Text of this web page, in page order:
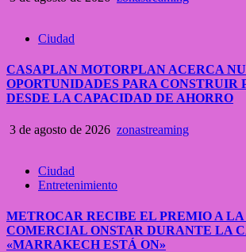
Ciudad
CASAPLAN MOTORPLAN ACERCA
OPORTUNIDADES PARA CONSTRUIR
DESDE LA CAPACIDAD DE AHORRO
3 de agosto de 2026 zonastreaming
Ciudad
Entretenimiento
METROCAR RECIBE EL PREMIO A
COMERCIAL ONSTAR DURANTE LA
«MARRAKECH ESTÁ ON»